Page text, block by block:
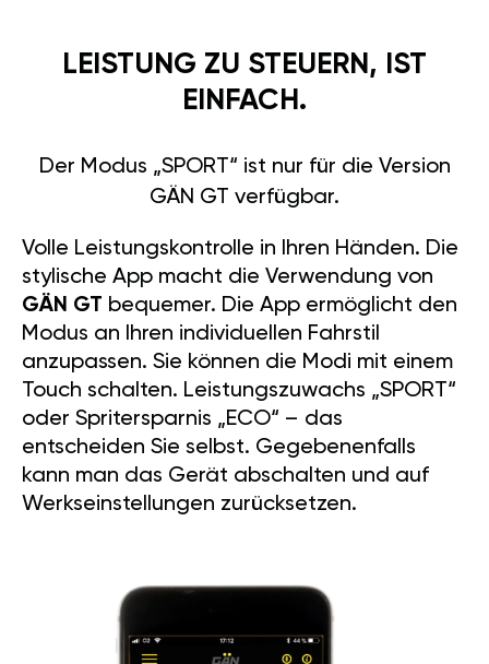
LEISTUNG ZU STEUERN, IST
EINFACH.
Der Modus „SPORT“ ist nur für die Version
GÄN GT verfügbar.
Volle Leistungskontrolle in Ihren Händen. Die
stylische App macht die Verwendung von
GÄN GT bequemer. Die App ermöglicht den
Modus an Ihren individuellen Fahrstil
anzupassen. Sie können die Modi mit einem
Touch schalten. Leistungszuwachs „SPORT“
oder Spritersparnis „ECO“ – das
entscheiden Sie selbst. Gegebenenfalls
kann man das Gerät abschalten und auf
Werkseinstellungen zurücksetzen.